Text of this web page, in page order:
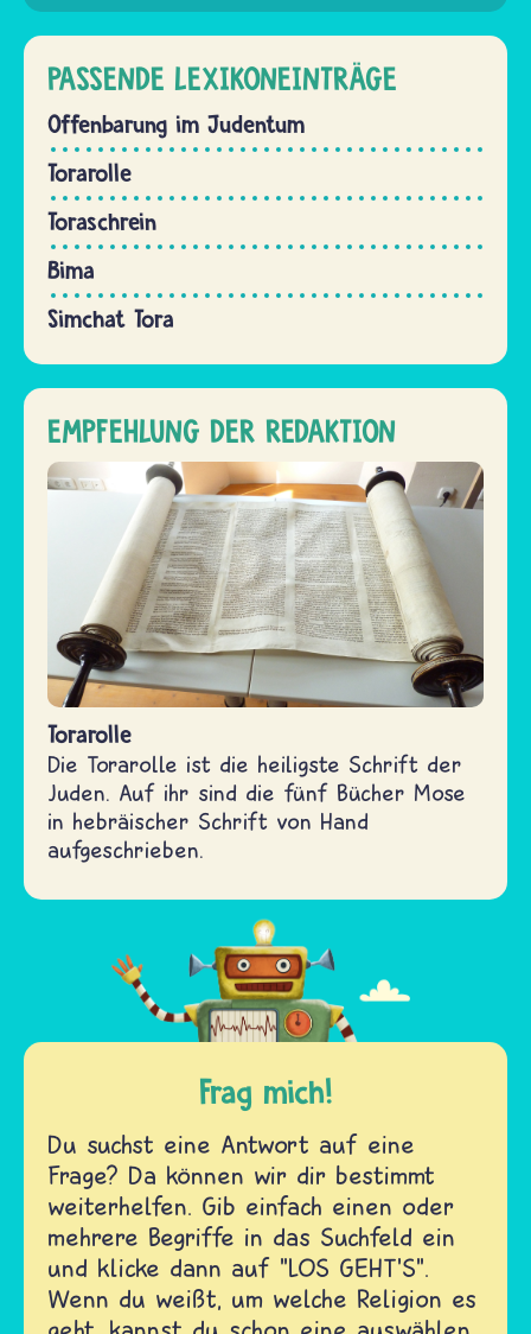
PASSENDE LEXIKONEINTRÄGE
Offenbarung im Judentum
Torarolle
Toraschrein
Bima
Simchat Tora
EMPFEHLUNG DER REDAKTION
Torarolle
Die Torarolle ist die heiligste Schrift der
Juden. Auf ihr sind die fünf Bücher Mose
in hebräischer Schrift von Hand
aufgeschrieben.
Frag mich!
Du suchst eine Antwort auf eine
Frage? Da können wir dir bestimmt
weiterhelfen. Gib einfach einen oder
mehrere Begriffe in das Suchfeld ein
und klicke dann auf "LOS GEHT'S".
Wenn du weißt, um welche Religion es